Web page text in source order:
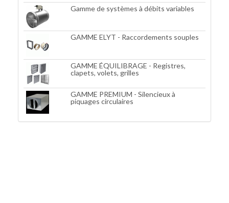
Gamme de systèmes à débits variables
GAMME ELYT - Raccordements souples
GAMME ÉQUILIBRAGE - Registres,
clapets, volets, grilles
GAMME PREMIUM - Silencieux à
piquages circulaires